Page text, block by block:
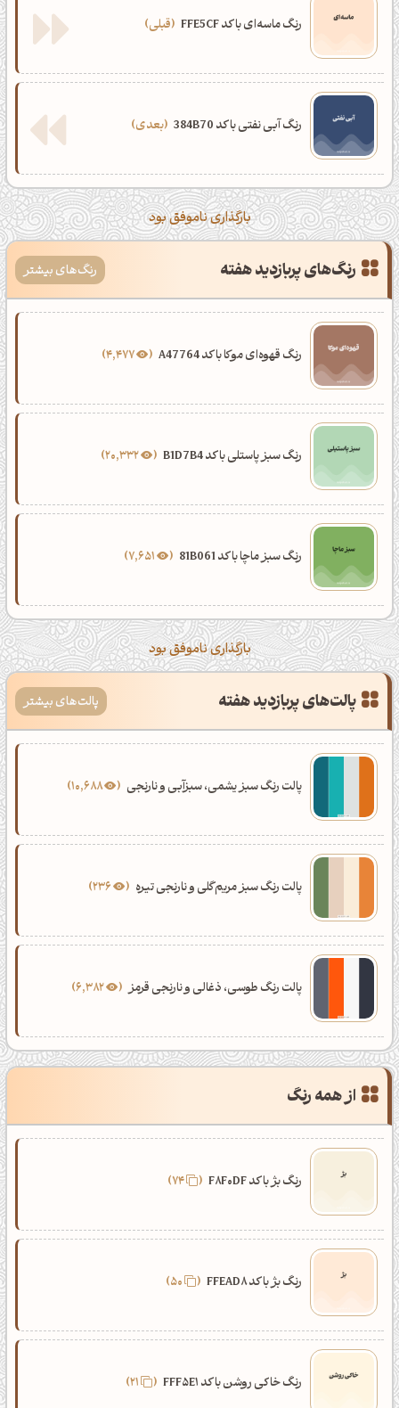
رنگ ماسه‌ای با کد FFE5CF قبلی
رنگ آبی نفتی با کد 384B70 بعدی
بارگذاری ناموفق بود
رنگ‌های پربازدید هفته رنگ‌های بیشتر
رنگ قهوه‌ای موکا با کد A47764 4,477
رنگ سبز پاستلی با کد B1D7B4 20,332
رنگ سبز ماچا با کد 81B061
بارگذاری ناموفق بود
پالت‌های پربازدید هفته پالت‌های بیشتر
پالت رنگ سبز یشمی، سبزآبی و نارنجی 10,688
پالت رنگ سبز مریم‌گلی و نارنجی تیره
پالت رنگ طوسی، ذغالی و نارنجی قرمز 6,382
از همه رنگ
رنگ بژ با کد F8F0DF 74
رنگ بژ با کد FFEAD8
رنگ خاکی روشن با کد FFF5E1